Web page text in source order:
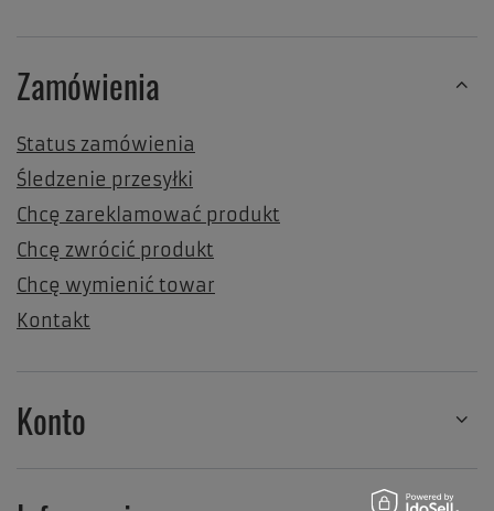
Zamówienia
Status zamówienia
Śledzenie przesyłki
Chcę zareklamować produkt
Chcę zwrócić produkt
Chcę wymienić towar
Kontakt
Konto